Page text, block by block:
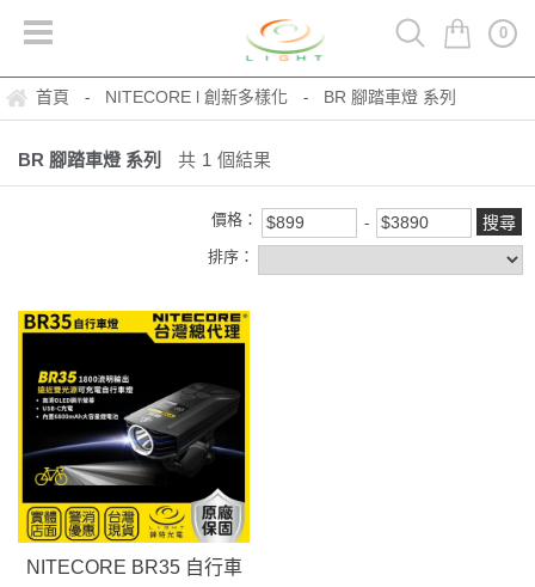
0
首頁 - NITECORE l 創新多樣化 - BR 腳踏車燈 系列
BR 腳踏車燈 系列 共 1 個結果
價格：
排序：
NITECORE BR35 自行車